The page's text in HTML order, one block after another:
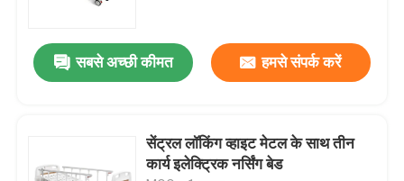
सबसे अच्छी कीमत हमसे संपर्क करें
सेंट्रल लॉकिंग व्हाइट मेटल के साथ तीन
कार्य इलेक्ट्रिक नर्सिंग बेड